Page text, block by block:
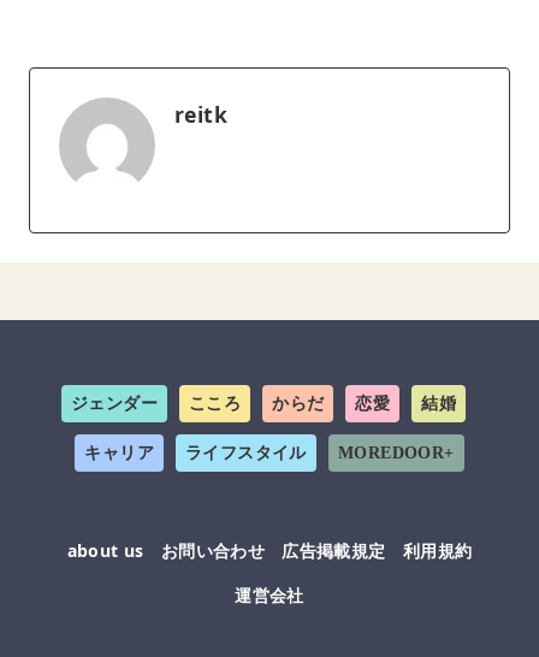
reitk
ジェンダー こころ からだ 恋愛 結婚
キャリア ライフスタイル MOREDOOR+
about us お問い合わせ 広告掲載規定
利用規約
運営会社